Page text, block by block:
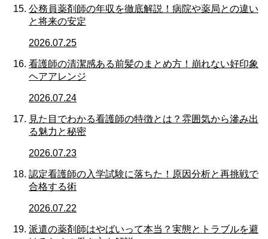
公務員薬剤師の年収を徹底解説！病院や薬局との違い
と将来の安定
2026.07.25
看護師の清潔感ある前髪のまとめ方！崩れない好印象
ヘアアレンジ
2026.07.24
見た目でわかる看護師の特徴とは？雰囲気から滲み出
る魅力と秘密
2026.07.23
認定看護師の入学試験に落ちた！原因分析と再挑戦で
合格する術
2026.07.22
派遣の薬剤師はやばいって本当？実態とトラブルを避